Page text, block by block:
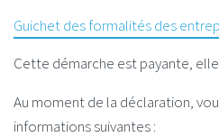
Guichet des formalités des
Cette démarche est payante,
Au moment de la déclaration,
informations suivantes :